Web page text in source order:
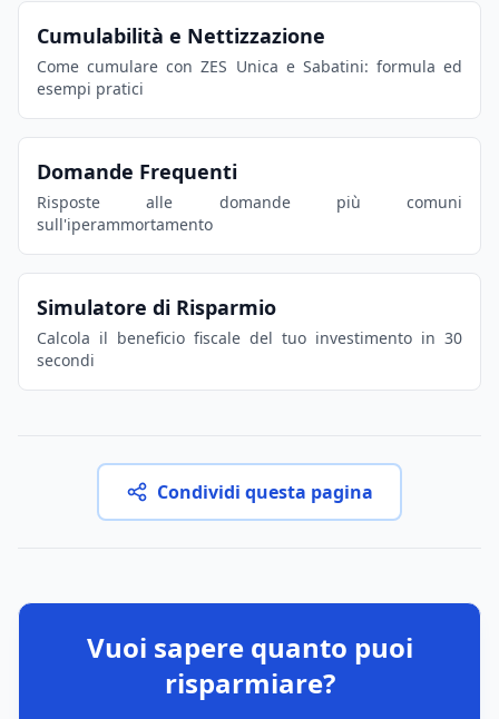
Cumulabilità e Nettizzazione
Come cumulare con ZES Unica e Sabatini: formula ed
esempi pratici
Domande Frequenti
Risposte alle domande più comuni
sull'iperammortamento
Simulatore di Risparmio
Calcola il beneficio fiscale del tuo investimento in 30
secondi
Condividi questa pagina
Vuoi sapere quanto puoi
risparmiare?